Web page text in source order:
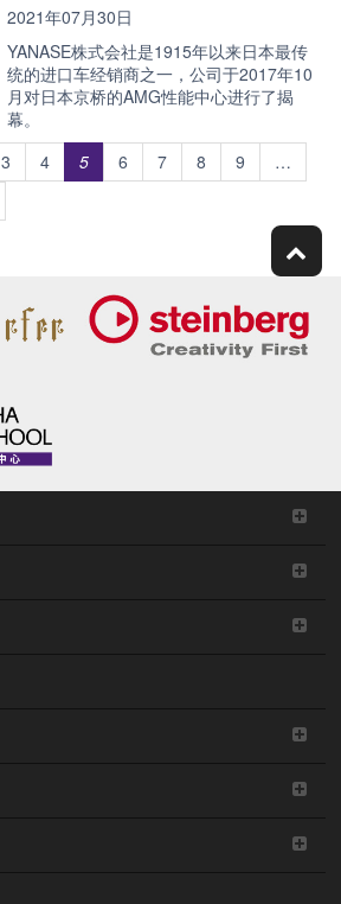
2021年07月30日
YANASE株式会社是1915年以来日本最传
统的进口车经销商之一，公司于2017年10
月对日本京桥的AMG性能中心进行了揭
幕。
3 4 5 6 7 8 9
…